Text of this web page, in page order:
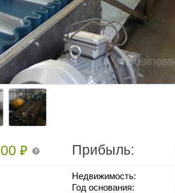
₽ Прибыль:
Недвижимость:
Год основания: